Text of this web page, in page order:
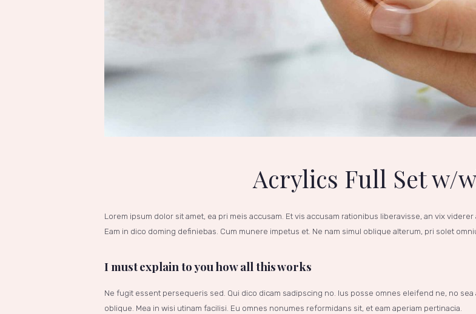
Acrylics Full Set w/
Lorem ipsum dolor sit amet, ea pri meis accusam. Et vis accusam rationibus liberavisse, an vix
Eam in dico doming definiebas. Cum munere impetus et. Ne nam simul oblique alterum, pri solet
I must explain to you how all this works
Ne fugit essent persequeris sed. Qui dico dicam sadipscing no. Ius posse omnes eleifend ne, no sea
oblique. Mea in wisi utinam facilisi. Eu omnes nonumes reformidans sit, et eam aperiam pertinacia.